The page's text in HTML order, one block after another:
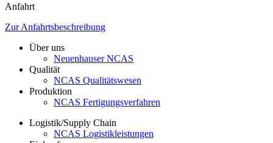
Anfahrt
Zur Anfahrtsbeschreibung
Über uns
Neuenhauser NCAS
Qualität
NCAS Qualitätswesen
Produktion
NCAS Fertigungsverfahren
Logistik/Supply Chain
NCAS Logistikleistungen